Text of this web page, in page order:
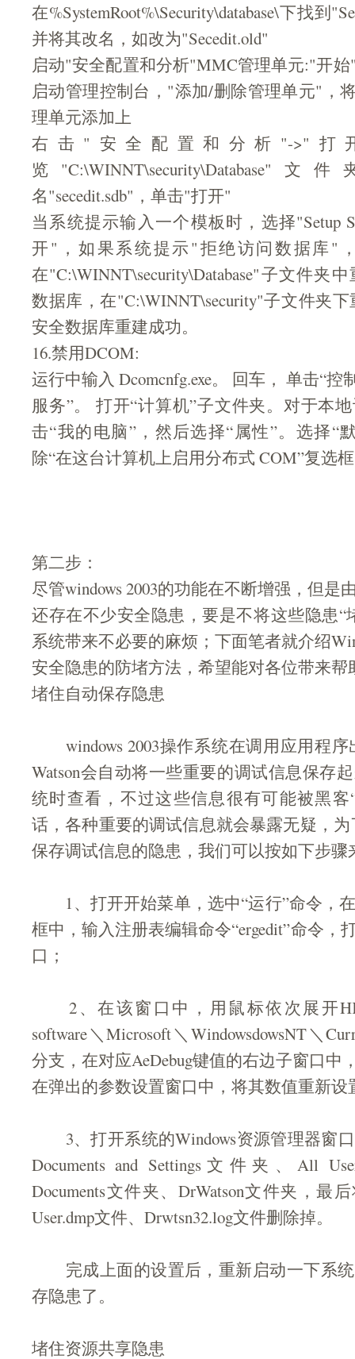
在%SystemRoot%\Security\database\下找到
并将其改名，如改为"Secedit.old"
启动"安全配置和分析"MMC管理单元:"开
启动管理控制台，"添加/删除管理单元"，
理单元添加上
右击"安全配置和分析"->"打
览"C:\WINNT\security\Database"
名"secedit.sdb"，单击"打开"
当系统提示输入一个模板时，选择"Setup
开"，如果系统提示"拒绝访问数据库"
在"C:\WINNT\security\Database"子文件夹
数据库，在"C:\WINNT\security"子文件夹
安全数据库重建成功。
16.禁用DCOM:
运行中输入 Dcomcnfg.exe。 回车， 单击“控
服务”。 打开“计算机”子文件夹。对于本
击“我的电脑”，然后选择“属性”。选择“
除“在这台计算机上启用分布式 COM”复选
第二步：
尽管windows 2003的功能在不断增强，但是
还存在不少安全隐患，要是不将这些隐患“
系统带来不必要的麻烦；下面笔者就介绍
安全隐患的防堵方法，希望能对各位带来帮
堵住自动保存隐患
windows 2003操作系统在调用应用程序
Watson会自动将一些重要的调试信息保存
统时查看，不过这些信息很有可能被黑客
话，各种重要的调试信息就会暴露无疑，为
保存调试信息的隐患，我们可以按如下步骤
1、打开开始菜单，选中“运行”命令，
框中，输入注册表编辑命令“ergedit”命令，
口；
2、在该窗口中，用鼠标依次展开
software＼Microsoft＼WindowsdowsNT＼
分支，在对应AeDebug键值的右边子窗口中
在弹出的参数设置窗口中，将其数值重新设
3、打开系统的Windows资源管理器窗
Documents and Settings文件夹、All
Documents文件夹、DrWatson文件夹，最
User.dmp文件、Drwtsn32.log文件删除掉。
完成上面的设置后，重新启动一下系统
存隐患了。
堵住资源共享隐患